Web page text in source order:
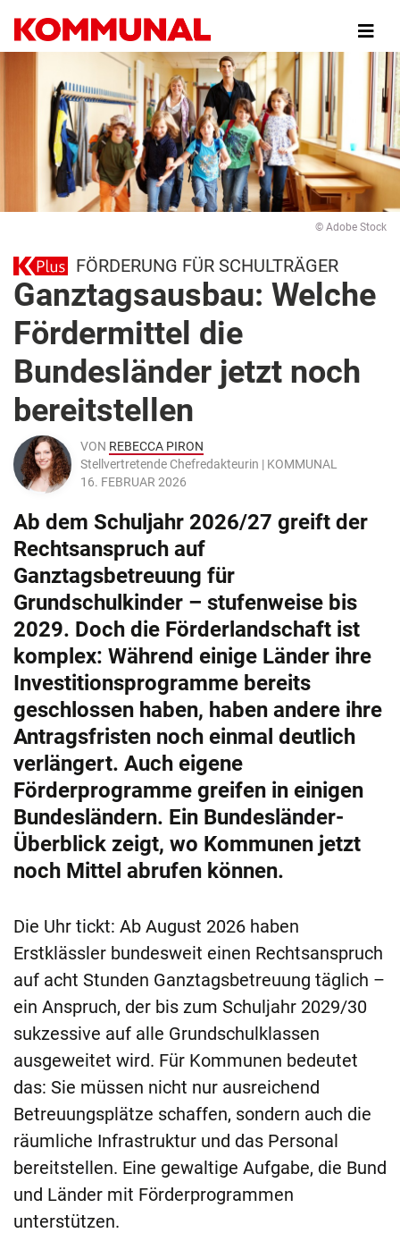
zum
Inhalt
© Adobe Stock
FÖRDERUNG FÜR SCHULTRÄGER
Ganztagsausbau: Welche
Fördermittel die
Bundesländer jetzt noch
bereitstellen
VON REBECCA PIRON
Stellvertretende Chefredakteurin | KOMMUNAL
16. FEBRUAR 2026
Ab dem Schuljahr 2026/27 greift der
Rechtsanspruch auf
Ganztagsbetreuung für
Grundschulkinder – stufenweise bis
2029. Doch die Förderlandschaft ist
komplex: Während einige Länder ihre
Investitionsprogramme bereits
geschlossen haben, haben andere ihre
Antragsfristen noch einmal deutlich
verlängert. Auch eigene
Förderprogramme greifen in einigen
Bundesländern. Ein Bundesländer-
Überblick zeigt, wo Kommunen jetzt
noch Mittel abrufen können.
Die Uhr tickt: Ab August 2026 haben
Erstklässler bundesweit einen Rechtsanspruch
auf acht Stunden Ganztagsbetreuung täglich –
ein Anspruch, der bis zum Schuljahr 2029/30
sukzessive auf alle Grundschulklassen
ausgeweitet wird. Für Kommunen bedeutet
das: Sie müssen nicht nur ausreichend
Betreuungsplätze schaffen, sondern auch die
räumliche Infrastruktur und das Personal
bereitstellen. Eine gewaltige Aufgabe, die Bund
und Länder mit Förderprogrammen
unterstützen.